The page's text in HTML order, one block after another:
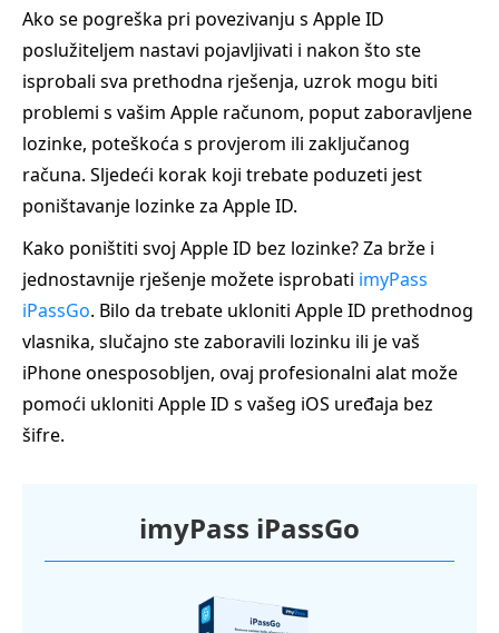
Ako se pogreška pri povezivanju s Apple ID
poslužiteljem nastavi pojavljivati i nakon što ste
isprobali sva prethodna rješenja, uzrok mogu biti
problemi s vašim Apple računom, poput zaboravljene
lozinke, poteškoća s provjerom ili zaključanog
računa. Sljedeći korak koji trebate poduzeti jest
poništavanje lozinke za Apple ID.
Kako poništiti svoj Apple ID bez lozinke? Za brže i
jednostavnije rješenje možete isprobati imyPass
iPassGo. Bilo da trebate ukloniti Apple ID prethodnog
vlasnika, slučajno ste zaboravili lozinku ili je vaš
iPhone onesposobljen, ovaj profesionalni alat može
pomoći ukloniti Apple ID s vašeg iOS uređaja bez
šifre.
imyPass iPassGo